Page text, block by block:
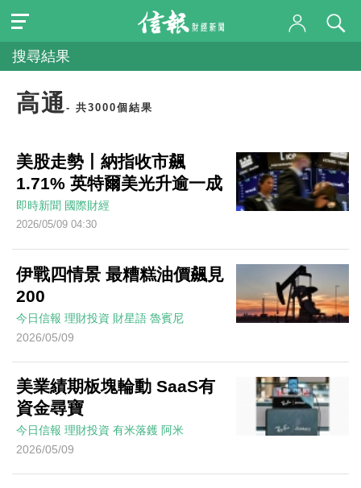
搜尋結果
高通 - 共3000個結果
美股走勢丨納指收市飆
1.71% 英特爾美光升逾一成
即時新聞 國際財經
2026/05/09 04:30
伊戰四情景 最糟糕油價飆見
200
今日信報 理財投資 財星語 魯賓尼
2026/05/09
美業績期板塊輪動 SaaS有
資金尋寶
今日信報 理財投資 有米落鑊 阿米
2026/05/09